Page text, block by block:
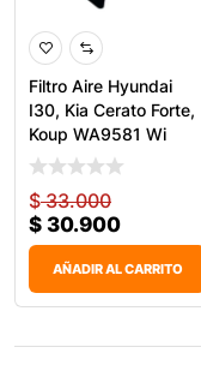
Filtro Aire Hyundai
I30, Kia Cerato Forte,
Koup WA9581 Wi
$33.000
$ 30.900
AÑADIR AL CARRITO